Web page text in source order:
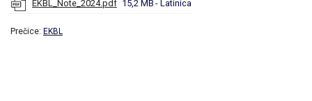
EKBL_Note_2024.pdf 15,2 MB - Latinica
Prečice: EKBL